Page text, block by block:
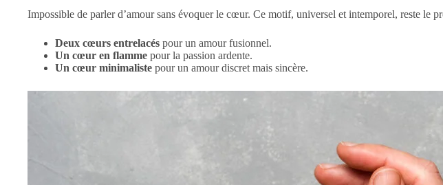
Impossible de parler d’amour sans évoquer le cœur. Ce motif, universel et intemporel, reste le
Deux cœurs entrelacés pour un amour fusionnel.
Un cœur en flamme pour la passion ardente.
Un cœur minimaliste pour un amour discret mais sincère.